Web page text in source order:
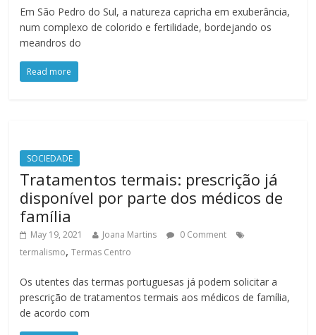
Em São Pedro do Sul, a natureza capricha em exuberância,
num complexo de colorido e fertilidade, bordejando os
meandros do
Read more
SOCIEDADE
Tratamentos termais: prescrição já
disponível por parte dos médicos de
família
May 19, 2021 Joana Martins
0 Comment
termalismo,Termas Centro
Os utentes das termas portuguesas já podem solicitar a
prescrição de tratamentos termais aos médicos de família,
de acordo com